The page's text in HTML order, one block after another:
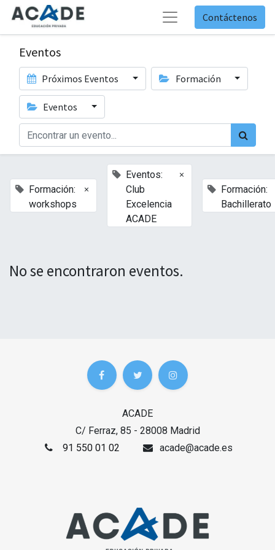
Contáctenos
Eventos
Próximos Eventos Formación
Eventos
Formación:
workshops
×
Eventos:
Club
Excelencia
ACADE
×
Formación:
Bachillerato
No se encontraron eventos.
ACADE
C/ Ferraz, 85 - 28008 Madrid
91 550 01 02
acade@acade.es